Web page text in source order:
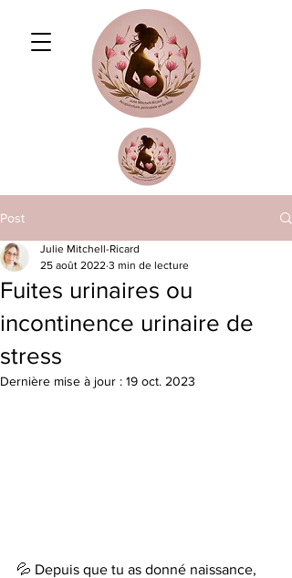
Post
Fuites urinaires ou
incontinence urinaire de
stress
Julie Mitchell-Ricard
25 août 2022 3 min de lecture
Dernière mise à jour : 19 oct. 2023
💦 Depuis que tu as donné naissance,